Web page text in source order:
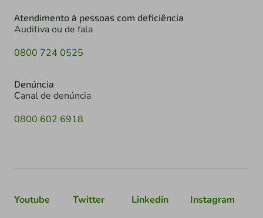
Atendimento à pessoas com deficiência
Auditiva ou de fala
0800 724 0525
Denúncia
Canal de denúncia
0800 602 6918
Youtube Twitter Linkedin Instagram